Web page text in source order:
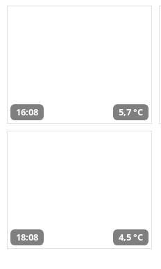
16:08 5,7 °C
18:08 4,5 °C